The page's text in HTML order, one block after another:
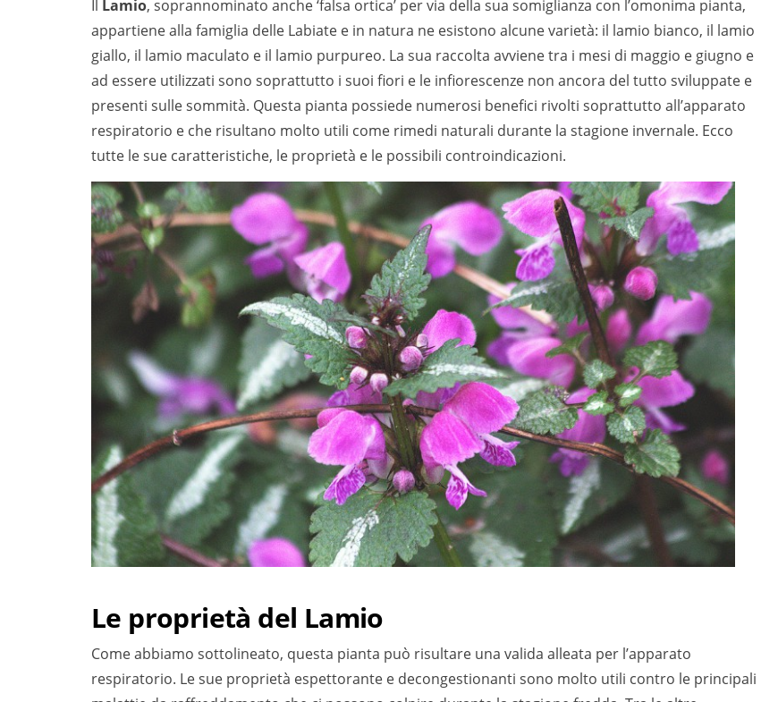
Il Lamio, soprannominato anche ‘falsa ortica’ per via della sua somiglianza con l’omonima pianta,
appartiene alla famiglia delle Labiate e in natura ne esistono alcune varietà: il lamio bianco, il lamio
giallo, il lamio maculato e il lamio purpureo. La sua raccolta avviene tra i mesi di maggio e giugno e
ad essere utilizzati sono soprattutto i suoi fiori e le infiorescenze non ancora del tutto sviluppate e
presenti sulle sommità. Questa pianta possiede numerosi benefici rivolti soprattutto all’apparato
respiratorio e che risultano molto utili come rimedi naturali durante la stagione invernale. Ecco
tutte le sue caratteristiche, le proprietà e le possibili controindicazioni.
Le proprietà del Lamio
Come abbiamo sottolineato, questa pianta può risultare una valida alleata per l’apparato
respiratorio. Le sue proprietà espettorante e decongestionanti sono molto utili contro le principali